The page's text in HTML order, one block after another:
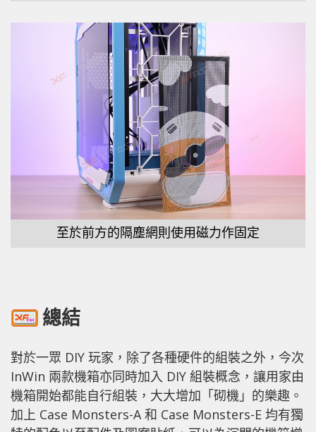
至於前方的隔塵網則使用磁力作固定
總結
對於一眾 DIY 玩家，除了各種硬件的組裝之外，今次
InWin 兩款機箱亦同時加入 DIY 組裝概念，讓用家由
機箱開始都能自行組裝，大大增加「砌機」的樂趣。
加上 Case Monsters-A 和 Case Monsters-E 均有獨